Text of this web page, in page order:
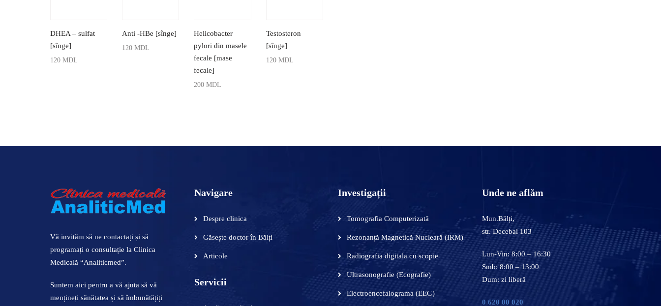
DHEA – sulfat
[sînge]
120 MDL
Anti -HBe [sînge]
120MDL
Helicobacter
pylori din masele
fecale [mase
fecale]
200MDL
Testosteron
[sînge]
120 MDL
Vă invităm să ne contactați și să
programați o consultație la Clinica
Medicală “Analiticmed”.
Suntem aici pentru a vă ajuta să vă
mențineți sănătatea și să îmbunătățiți
Navigare
Despre clinica
Găsește doctor în Bălți
Articole
Servicii
Investigații
Tomografia Computerizată
Rezonanță Magnetică Nucleară (IRM)
Radiografia digitala cu scopie
Ultrasonografie (Ecografie)
Electroencefalograma (EEG)
Unde ne aflăm
Mun.Bălți,
str. Decebal 103
Lun-Vin: 8:00 – 16:30
Smb: 8:00 – 13:00
Dum: zi liberă
0 620 00 020